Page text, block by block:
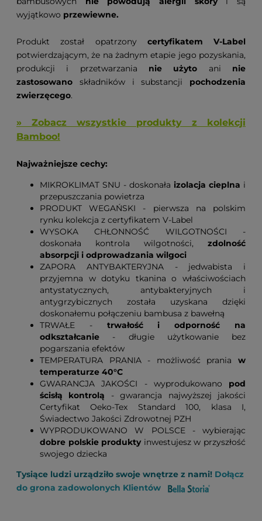
wyjątkowo przewiewne.
Produkt został opatrzonycertyfikatem V-Label
potwierdzającym, że na żadnym etapie jego pozyskania,
produkcji i przetwarzania nie użyto ani nie
zastosowano składników i substancji pochodzenia
zwierzęcego.
» Zobacz wszystkie produkty z kolekcji
Bamboo!
Najważniejsze cechy:
MIKROKLIMAT SNU - doskonała izolacja cieplna i
przepuszczania powietrza
PRODUKT WEGAŃSKI - pierwsza na polskim
rynku kolekcja z certyfikatem V-Label
WYSOKA CHŁONNOŚĆ WILGOTNOŚCI -
doskonała kontrola wilgotności, zdolność
absorpcji i odprowadzania wilgoci
ZAPORA ANTYBAKTERYJNA - jedwabista i
przyjemna w dotyku tkanina o właściwościach
antystatycznych, antybakteryjnych i
antygrzybicznych została uzyskana dzięki
doskonałemu połączeniu bambusa z bawełną
TRWAŁE -trwałość i odporność na
odkształcanie - długie użytkowanie bez
pogarszania efektów
TEMPERATURA PRANIA - możliwość prania w
temperaturze 40°C
GWARANCJA JAKOŚCI - wyprodukowano pod
ścisłą kontrolą - gwarancja najwyższej jakości
Certyfikat Oeko-Tex Standard 100, klasa I,
Świadectwo Jakości Zdrowotnej PZH
WYPRODUKOWANO W POLSCE - wybierając
dobre polskie produktyinwestujesz w przyszłość
swojego dziecka
Tysiące ludzi urządziło swoje wnętrze z nami! Dołącz
do grona zadowolonych Klientów